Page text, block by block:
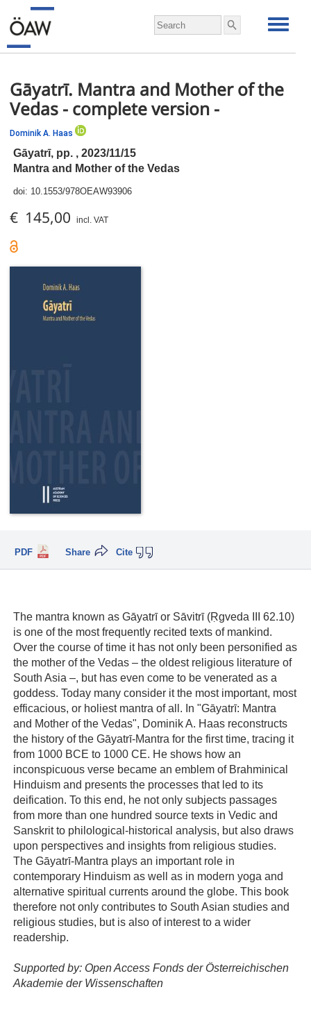
Gāyatrī. Mantra and Mother of the
Vedas - complete version -
Dominik A. Haas
Gāyatrī, pp.
, 2023/11/15
Mantra and Mother of the Vedas
doi: 10.1553/978OEAW93906
€ 145,00 incl. VAT
PDF Cite
Share
The mantra known as Gāyatrī or Sāvitrī (Ṛgveda III 62.10)
is one of the most frequently recited texts of mankind.
Over the course of time it has not only been personified as
the mother of the Vedas – the oldest religious literature of
South Asia –, but has even come to be venerated as a
goddess. Today many consider it the most important, most
efficacious, or holiest mantra of all. In "Gāyatrī: Mantra
and Mother of the Vedas", Dominik A. Haas reconstructs
the history of the Gāyatrī-Mantra for the first time, tracing it
from 1000 BCE to 1000 CE. He shows how an
inconspicuous verse became an emblem of Brahminical
Hinduism and presents the processes that led to its
deification. To this end, he not only subjects passages
from more than one hundred source texts in Vedic and
Sanskrit to philological-historical analysis, but also draws
upon perspectives and insights from religious studies.
The Gāyatrī-Mantra plays an important role in
contemporary Hinduism as well as in modern yoga and
alternative spiritual currents around the globe. This book
therefore not only contributes to South Asian studies and
religious studies, but is also of interest to a wider
readership.
Supported by: Open Access Fonds der Österreichischen
Akademie der Wissenschaften